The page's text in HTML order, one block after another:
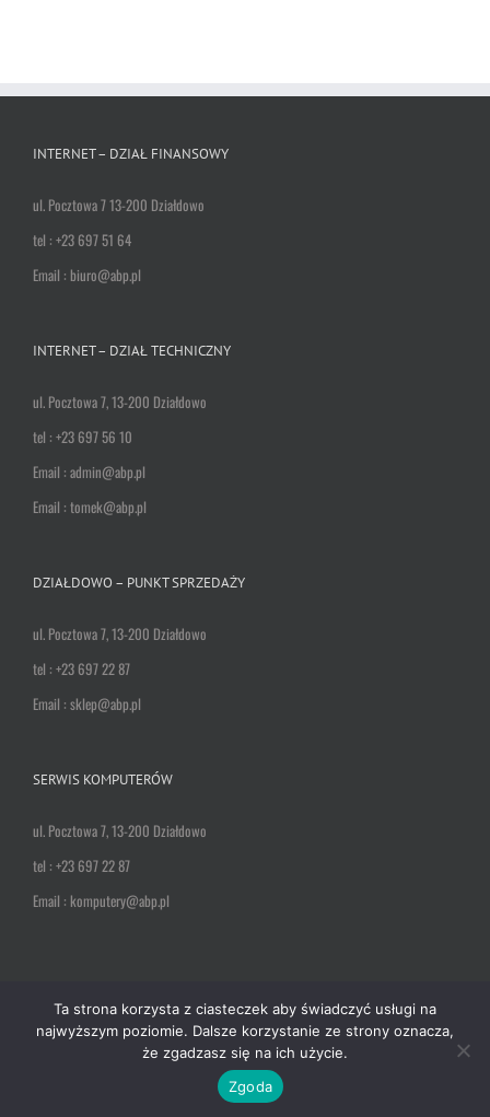
INTERNET – DZIAŁ FINANSOWY
ul. Pocztowa 7 13-200 Działdowo
tel : +23 697 51 64
Email : biuro@abp.pl
INTERNET – DZIAŁ TECHNICZNY
ul. Pocztowa 7, 13-200 Działdowo
tel : +23 697 56 10
Email : admin@abp.pl
Email : tomek@abp.pl
DZIAŁDOWO – PUNKT SPRZEDAŻY
ul. Pocztowa 7, 13-200 Działdowo
tel : +23 697 22 87
Email : sklep@abp.pl
SERWIS KOMPUTERÓW
ul. Pocztowa 7, 13-200 Działdowo
tel : +23 697 22 87
Email : komputery@abp.pl
Copyright 2017 ABP COMPUTER
Facebook
Email
Ta strona korzysta z ciasteczek aby świadczyć usługi na
najwyższym poziomie. Dalsze korzystanie ze strony oznacza,
że zgadzasz się na ich użycie.
Zgoda